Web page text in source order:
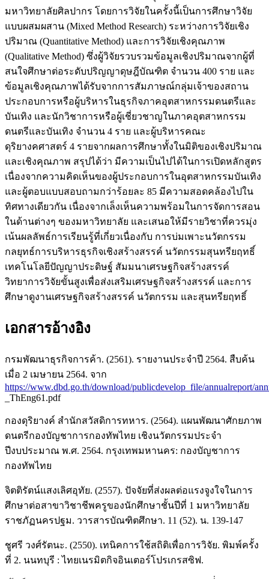
มหาวิทยาลัยศิลปากร โดยการวิจัยในครั้งนี้เป็นการศึกษาวิจัย
แบบผสมผสาน (Mixed Method Research) ระหว่างการวิจัยเชิง
ปริมาณ (Quantitative Method) และการวิจัยเชิงคุณภาพ
(Qualitative Method) ซึ่งผู้วิจัยรวบรวมข้อมูลเชิงปริมาณจากผู้ที่
สนใจศึกษาต่อระดับปริญญาดุษฎีบัณฑิต จำนวน 400 ราย และ
ข้อมูลเชิงคุณภาพได้รับจากการสัมภาษณ์กลุ่มเจ้าของสถาน
ประกอบการหรือผู้บริหารในธุรกิจภาคอุตสาหกรรมดนตรีและ
บันเทิง และนักวิชาการหรือผู้เชี่ยวชาญในภาคอุตสาหกรรม
ดนตรีและบันเทิง จำนวน 4 ราย และผู้บริหารคณะ
ดุริยางคศาสตร์ 4 รายจากผลการศึกษาทั้งในมิติของเชิงปริมาณ
และเชิงคุณภาพ สรุปได้ว่า มีความเป็นไปได้ในการเปิดหลักสูตร
เนื่องจากความคิดเห็นของผู้ประกอบการในอุตสาหกรรมบันเทิง
และผู้ตอบแบบสอบถามกว่าร้อยละ 85 มีความสอดคล้องไปใน
ทิศทางเดียวกัน เนื่องจากเล็งเห็นความพร้อมในการจัดการสอน
ในด้านต่างๆ ของมหาวิทยาลัย และเสนอให้มีรายวิชาที่ควรมุ่ง
เน้นผลลัพธ์การเรียนรู้ที่เกี่ยวเนื่องกับ การบ่มเพาะนวัตกรรม
กลยุทธ์การบริหารธุรกิจเชิงสร้างสรรค์ นวัตกรรมสุนทรียฤทธิ์
เทคโนโลยีปัญญาประดิษฐ์ สัมมนาเศรษฐกิจสร้างสรรค์
วิทยาการวิจัยขั้นสูงเพื่อส่งเสริมเศรษฐกิจสร้างสรรค์ และการ
ศึกษาดูงานเศรษฐกิจสร้างสรรค์ นวัตกรรม และสุนทรียฤทธิ์
เอกสารอ้างอิง
กรมพัฒนาธุรกิจการค้า. (2561). รายงานประจำปี 2564. สืบค้น
เมื่อ 2 เมษายน 2564. จาก
https://www.dbd.go.th/download/publicdevelop_file/annualreport/
_ThEng61.pdf
กองดุริยางค์ สำนักสวัสดิการทหาร. (2564). แผนพัฒนาศักยภาพ
ดนตรีกองบัญชาการกองทัพไทย เชิงนวัตกรรมประจำ
ปีงบประมาณ พ.ศ. 2564. กรุงเทพมหานคร: กองบัญชาการ
กองทัพไทย
จิตติรัตน์แสงเลิศอุทัย. (2557). ปัจจัยที่ส่งผลต่อแรงจูงใจในการ
ศึกษาต่อสาขาวิชาชีพครูของนักศึกษาชั้นปีที่ 1 มหาวิทยาลัย
ราชภัฏนครปฐม. วารสารบัณฑิตศึกษา. 11 (52). น. 139-147
ชูศรี วงศ์รัตนะ. (2550). เทนิคการใช้สถิติเพื่อการวิจัย. พิมพ์ครั้ง
ที่ 2. นนทบุรี : ไทยเนรมิตกิจอินเตอร์โปรเกรสซิฟ.